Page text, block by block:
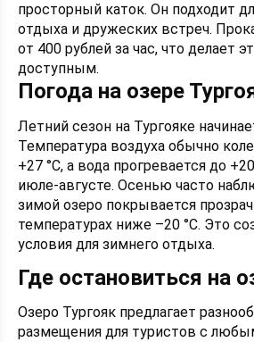
просторный каток. Он подходит
отдыха и дружеских встреч.
от 400 рублей за час, что делает
доступным.
Погода на озере
Летний сезон на Тургояке
Температура воздуха обычно
+27 °C, а вода прогревается до
июле-августе. Осенью часто
зимой озеро покрывается
температурах ниже –20 °C. Это
условия для зимнего отдыха.
Где остановиться на
Озеро Тургояк предлагает
размещения для туристов с